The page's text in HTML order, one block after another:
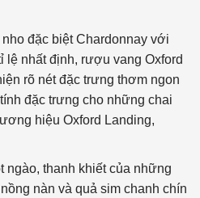
đặc biệt Chardonnay với
lệ nhất định, rượu vang Oxford
rõ nét đặc trưng thơm ngon
đặc trưng cho những chai
hiệu Oxford Landing,
thanh khiết của những
nàn và quả sim chanh chín